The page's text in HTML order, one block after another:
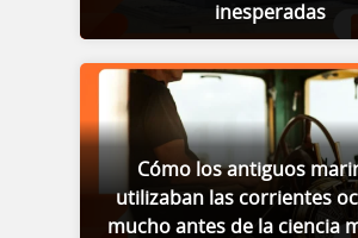
inesperadas
Cómo los antiguos
utilizaban las corrientes
mucho antes de la ciencia